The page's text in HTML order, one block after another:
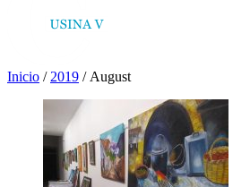
Inicio / 2019 / August